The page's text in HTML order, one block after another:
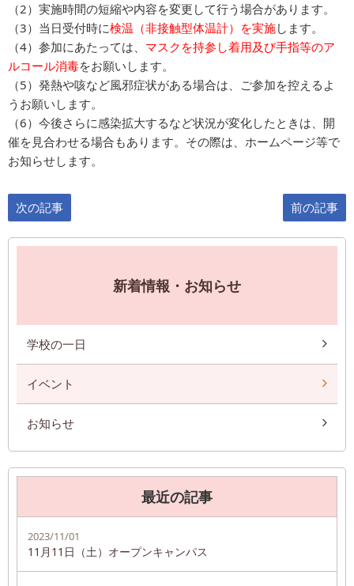
（2）実施時間の短縮や内容を変更して行う場合があります。
（3）当日受付時に検温（非接触型体温計）を実施します。
（4）参加にあたっては、 マスクを持参し着用及び手指等のア
ルコール消毒をお願いします。
（5）発熱や咳など風邪症状がある場合は、ご参加を控えるよ
うお願いします。
（6）今後さらに感染拡大するなど状況が変化したときは、開
催を見合わせる場合もあります。その際は、ホームページ等で
お知らせします。
次の記事 前の記事
新着情報・お知らせ
学校の一日
イベント
お知らせ
最近の記事
2023/11/01
11月11日（土）オープンキャンパス